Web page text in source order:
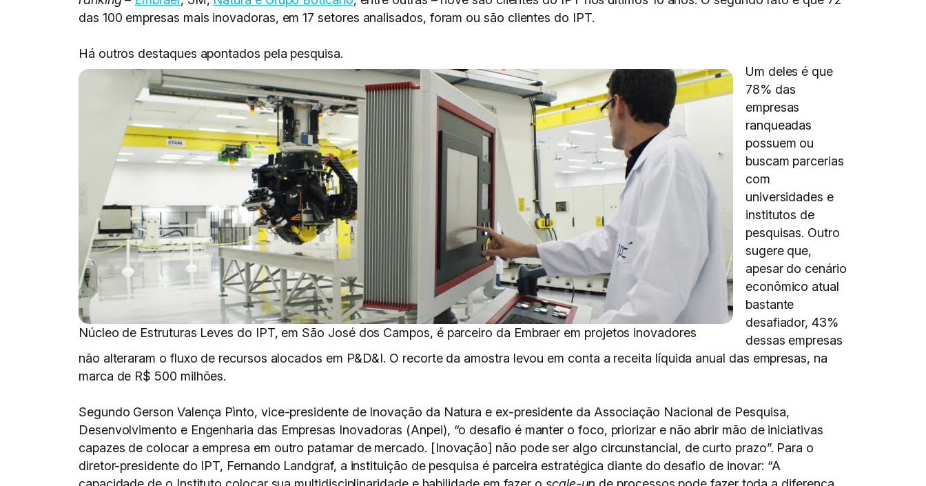
das 100 empresas mais inovadoras, em 17 setores analisados, foram ou são clientes do IPT.
Há outros destaques apontados pela pesquisa.
Núcleo de Estruturas Leves do IPT, em São José dos Campos, é parceiro da Embraer em projetos inovadores
Um deles é que
78% das
empresas
ranqueadas
possuem ou
buscam parcerias
com
universidades e
institutos de
pesquisas. Outro
sugere que,
apesar do cenário
econômico atual
bastante
desafiador, 43%
dessas empresas
não alteraram o fluxo de recursos alocados em P&D&I. O recorte da amostra levou em conta a receita líquida anual das empresas, na
marca de R$ 500 milhões.
Segundo Gerson Valença Pìnto, vice-presidente de Inovação da Natura e ex-presidente da Associação Nacional de Pesquisa,
Desenvolvimento e Engenharia das Empresas Inovadoras (Anpei), “o desafio é manter o foco, priorizar e não abrir mão de iniciativas
capazes de colocar a empresa em outro patamar de mercado. [Inovação] não pode ser algo circunstancial, de curto prazo”. Para o
diretor-presidente do IPT, Fernando Landgraf, a instituição de pesquisa é parceira estratégica diante do desafio de inovar: “A